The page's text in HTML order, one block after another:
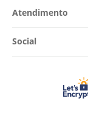
Atendimento
Social